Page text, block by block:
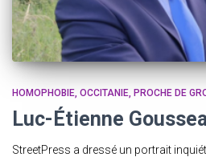
HOMOPHOBIE OCCITANIE PROCHE DE
Luc-Étienne
StreetPress a dressé un portrait